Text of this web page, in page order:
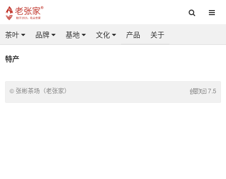
茶叶 品牌 基地 文化 产品 关于
茶叶 品牌 基地 文化 产品 关于
特产
© 张彬茶场（老张家） 7.5